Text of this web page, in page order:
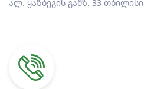
ალ. ყაზბეგის გამზ. 33 თბილისი